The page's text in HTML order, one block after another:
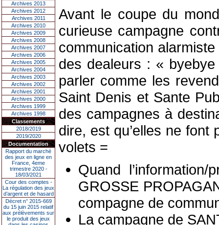
Archives 2013
Archives 2012
Archives 2011
Archives 2010
Archives 2009
Archives 2008
Archives 2007
Archives 2006
Archives 2005
Archives 2004
Archives 2003
Archives 2002
Archives 2001
Archives 2000
Archives 1999
Archives 1998
Classements
2018/2019
2019/2020
Documentation
Rapport du marché
des jeux en ligne en
France, 4eme
trimestre 2020 -
18/03/2021
Cour des comptes -
La régulation des jeux
d’argent et de hasard
Décret n° 2015-669
du 15 juin 2015 relatif
aux prélèvements sur
le produit des jeux
Avant le coupe du
curieuse campagne
communication
des dealeurs : «
parler comme les
Saint Denis et Sante
des campagnes à
dire, est qu’elles ne
volets =
Quand
GROSSE
compagne de
La campagne de